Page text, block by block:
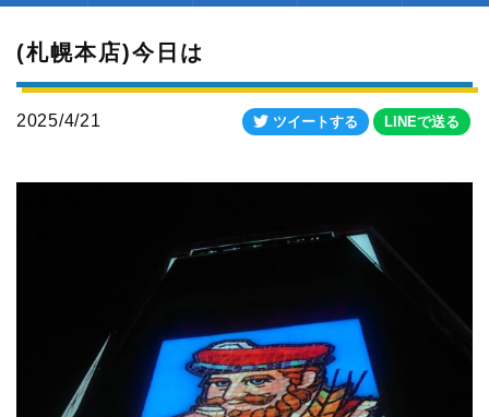
(札幌本店)今日は
2025/4/21 ツイートする LINEで送る